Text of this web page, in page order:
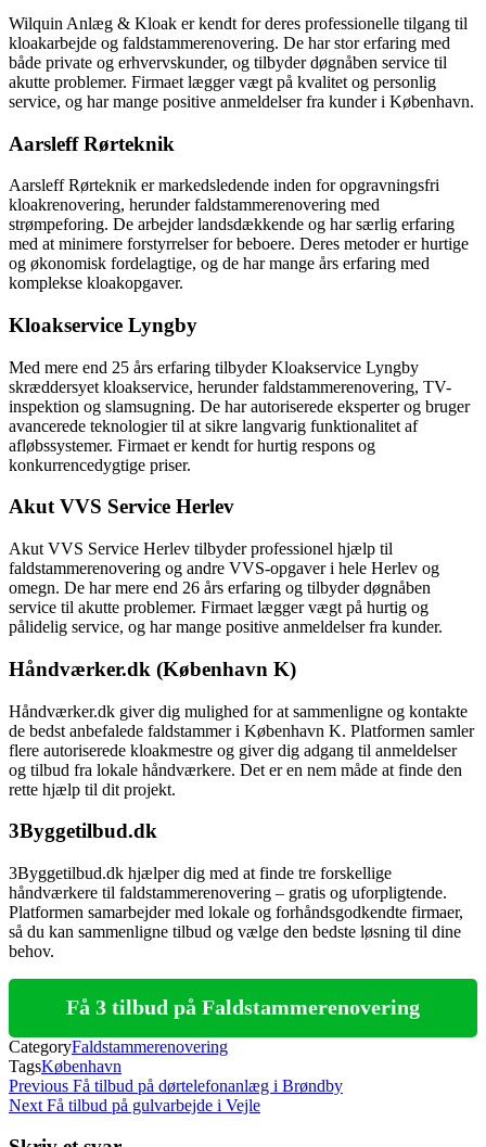
Wilquin Anlæg & Kloak er kendt for deres professionelle tilgang til
kloakarbejde og faldstammerenovering. De har stor erfaring med
både private og erhvervskunder, og tilbyder døgnåben service til
akutte problemer. Firmaet lægger vægt på kvalitet og personlig
service, og har mange positive anmeldelser fra kunder i København.
Aarsleff Rørteknik
Aarsleff Rørteknik er markedsledende inden for opgravningsfri
kloakrenovering, herunder faldstammerenovering med
strømpeforing. De arbejder landsdækkende og har særlig erfaring
med at minimere forstyrrelser for beboere. Deres metoder er hurtige
og økonomisk fordelagtige, og de har mange års erfaring med
komplekse kloakopgaver.
Kloakservice Lyngby
Med mere end 25 års erfaring tilbyder Kloakservice Lyngby
skræddersyet kloakservice, herunder faldstammerenovering, TV-
inspektion og slamsugning. De har autoriserede eksperter og bruger
avancerede teknologier til at sikre langvarig funktionalitet af
afløbssystemer. Firmaet er kendt for hurtig respons og
konkurrencedygtige priser.
Akut VVS Service Herlev
Akut VVS Service Herlev tilbyder professionel hjælp til
faldstammerenovering og andre VVS-opgaver i hele Herlev og
omegn. De har mere end 26 års erfaring og tilbyder døgnåben
service til akutte problemer. Firmaet lægger vægt på hurtig og
pålidelig service, og har mange positive anmeldelser fra kunder.
Håndværker.dk (København K)
Håndværker.dk giver dig mulighed for at sammenligne og kontakte
de bedst anbefalede faldstammer i København K. Platformen samler
flere autoriserede kloakmestre og giver dig adgang til anmeldelser
og tilbud fra lokale håndværkere. Det er en nem måde at finde den
rette hjælp til dit projekt.
3Byggetilbud.dk
3Byggetilbud.dk hjælper dig med at finde tre forskellige
håndværkere til faldstammerenovering – gratis og uforpligtende.
Platformen samarbejder med lokale og forhåndsgodkendte firmaer,
så du kan sammenligne tilbud og vælge den bedste løsning til dine
behov.
Få 3 tilbud på Faldstammerenovering
CategoryFaldstammerenovering
TagsKøbenhavn
Indlægsnavigation
Previous
Post
Previous Få tilbud på dørtelefonanlæg i Brøndby
Next
Next Få tilbud på gulvarbejde i Vejle